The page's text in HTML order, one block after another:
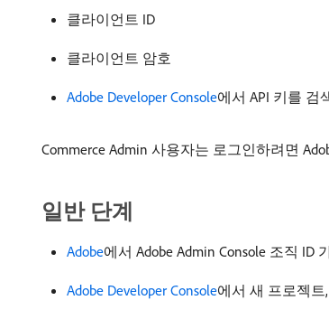
클라이언트 ID
클라이언트 암호
Adobe Developer Console에서 API 키를 검
Commerce Admin 사용자는 로그인하려면
일반 단계
Adobe에서 Adobe Admin Console 조직 ID
Adobe Developer Console에서 새 프로젝트